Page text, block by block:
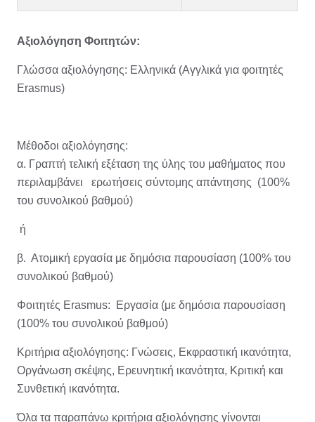
Αξιολόγηση Φοιτητών:
Γλώσσα αξιολόγησης: Ελληνικά (Αγγλικά για φοιτητές
Erasmus)
Μέθοδοι αξιολόγησης:
α. Γραπτή τελική εξέταση της ύλης του μαθήματος που
περιλαμβάνει ερωτήσεις σύντομης απάντησης (100%
του συνολικού βαθμού)
ή
β. Ατομική εργασία με δημόσια παρουσίαση (100% του
συνολικού βαθμού)
Φοιτητές Erasmus: Εργασία (με δημόσια παρουσίαση
(100% του συνολικού βαθμού)
Κριτήρια αξιολόγησης: Γνώσεις, Εκφραστική ικανότητα,
Οργάνωση σκέψης, Ερευνητική ικανότητα, Κριτική και
Συνθετική ικανότητα.
Όλα τα παραπάνω κριτήρια αξιολόγησης γίνονται